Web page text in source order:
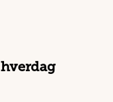
Maskinlæring for en bedre hverdag